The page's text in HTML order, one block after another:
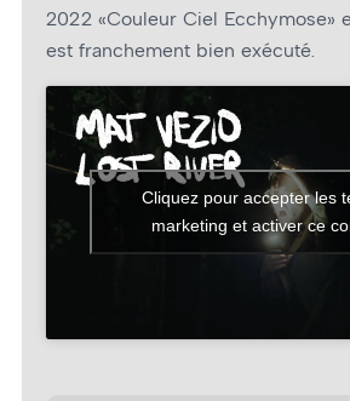
2022 «Couleur Ciel Ecchymose»
est franchement bien exécuté.
Cliquez pour accepter les
marketing et activer ce